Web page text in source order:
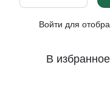
Войти для
В избранное